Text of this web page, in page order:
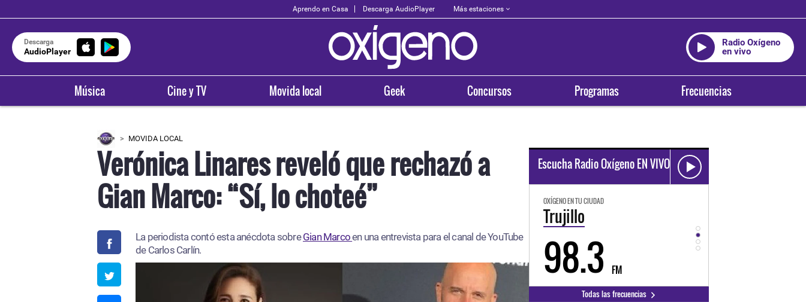
Aprendo en Casa Descarga AudioPlayer Más estaciones
Descarga
AudioPlayer
Radio Oxígeno
en vivo
Música Cine y TV Movida local Geek Concursos Programas Frecuencias
MOVIDA LOCAL
Verónica Linares reveló que rechazó a
Gian Marco: “Sí, lo choteé”
La periodista contó esta anécdota sobreGian Marcoen una entrevista para el canal de YouTube
de Carlos Carlín.
Escucha Radio Oxígeno EN VIVO
93.5 FM
OXÍGENO EN TU CIUDAD
Trujillo
98.3 FM 94.3
Todas las frecuencias